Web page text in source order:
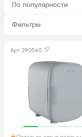
По популярности
Фильтры
Арт. 290560